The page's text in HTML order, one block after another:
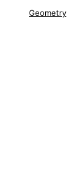
Geometry